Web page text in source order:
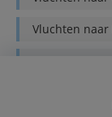
Vluchten naar